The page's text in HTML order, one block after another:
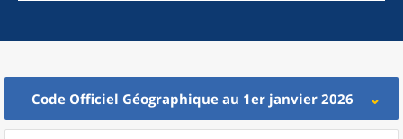
Code Officiel Géographique au 1er janvier 2026